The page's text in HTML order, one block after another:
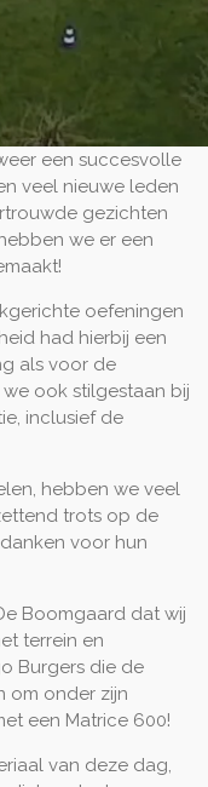
een succesvolle
veel nieuwe leden
gezichten
we er een
oefeningen
had hierbij een
als voor de
ook stilgestaan bij
inclusief de
hebben we veel
trots op de
voor hun
Boomgaard dat wij
terrein en
Burgers die de
om onder zijn
een Matrice 600!
van deze dag,